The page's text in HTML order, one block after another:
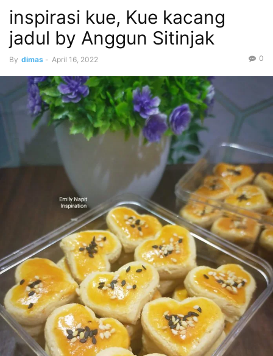
inspirasi kue, Kue kacang
jadul by Anggun Sitinjak
By dimas - April 16, 2022 0